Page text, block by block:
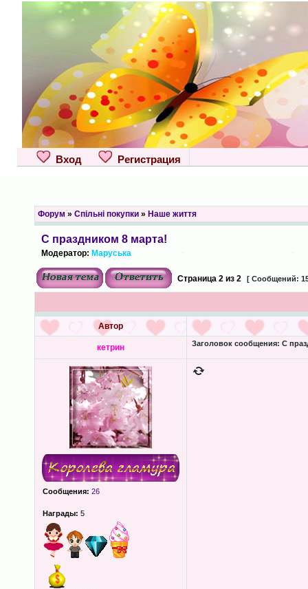
Вход Регистрация
Форум » Спільні покупки» Наше життя
С праздником 8 марта!
Модератор: Маруська
Страница 2из 2 [ Сообщений:
Автор
кетрин Заголовок сообщения: С
Сообщения: 26
Награды: 5